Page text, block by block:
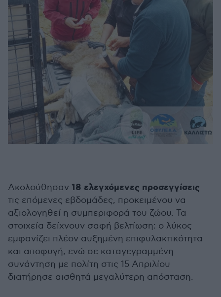
Ακολούθησαν 18 ελεγχόμενες προσεγγίσεις
τις επόμενες εβδομάδες, προκειμένου να
αξιολογηθεί η συμπεριφορά του ζώου. Τα
στοιχεία δείχνουν σαφή βελτίωση: ο λύκος
εμφανίζει πλέον αυξημένη επιφυλακτικότητα
και αποφυγή, ενώ σε καταγεγραμμένη
συνάντηση με πολίτη στις 15 Απριλίου
διατήρησε αισθητά μεγαλύτερη απόσταση.